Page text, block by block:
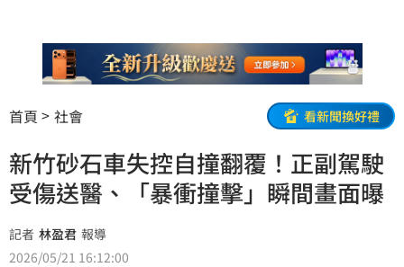
首頁 社會 看新聞換好禮
新竹砂石車失控自撞翻覆！正副駕駛
受傷送醫、「暴衝撞擊」瞬間畫面曝
記者 林盈君 報導
2026/05/21 16:12:00